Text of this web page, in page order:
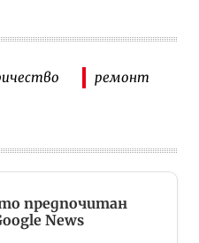
ремонт
предпочитан
News